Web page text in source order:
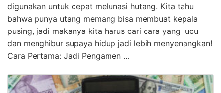
digunakan untuk cepat melunasi hutang. Kita tahu
bahwa punya utang memang bisa membuat kepala
pusing, jadi makanya kita harus cari cara yang lucu
dan menghibur supaya hidup jadi lebih menyenangkan!
Cara Pertama: Jadi Pengamen …